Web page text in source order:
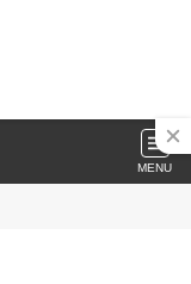
MENU